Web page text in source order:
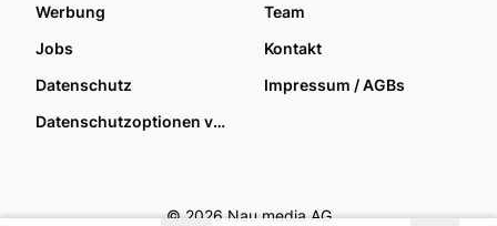
Werbung
Team
Jobs
Kontakt
Datenschutz
Impressum / AGBs
Datenschutzoptionen verwalten
© 2026 Nau media AG